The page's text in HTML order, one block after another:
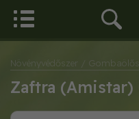
Növényvédőszer /
Zaftra (Amistar)